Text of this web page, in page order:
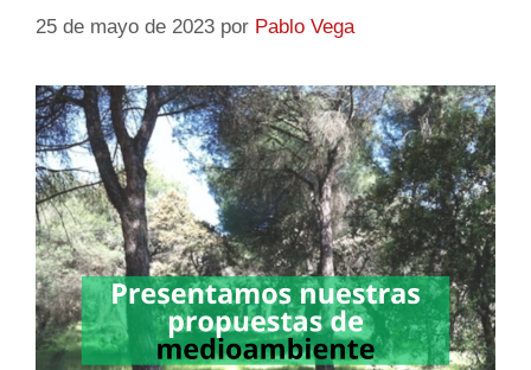
25 de mayo de 2023 por Pablo Vega